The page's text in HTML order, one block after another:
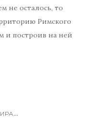
не осталось, то
Римского
и построив на ней
...